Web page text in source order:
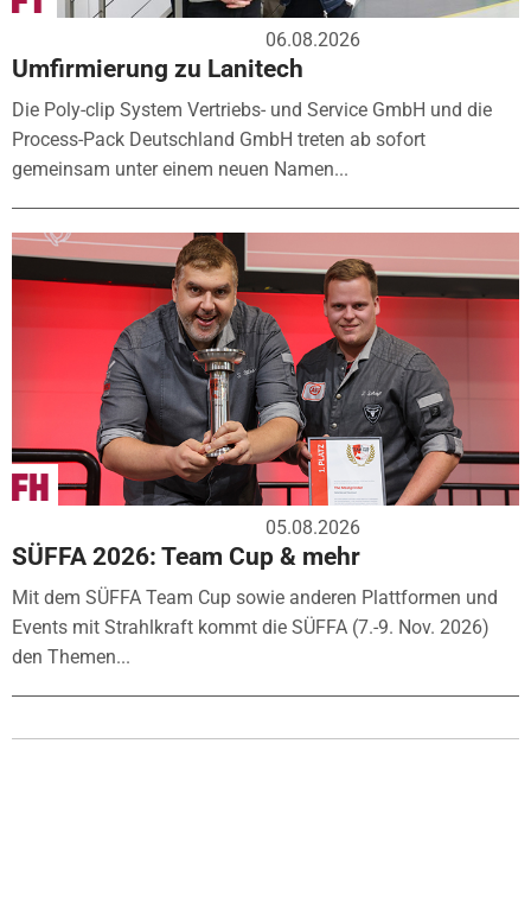
06.08.2026
Umfirmierung zu Lanitech
Die Poly-clip System Vertriebs- und Service GmbH und die
Process-Pack Deutschland GmbH treten ab sofort
gemeinsam unter einem neuen Namen...
05.08.2026
SÜFFA 2026: Team Cup & mehr
Mit dem SÜFFA Team Cup sowie anderen Plattformen und
Events mit Strahlkraft kommt die SÜFFA (7.-9. Nov. 2026)
den Themen...